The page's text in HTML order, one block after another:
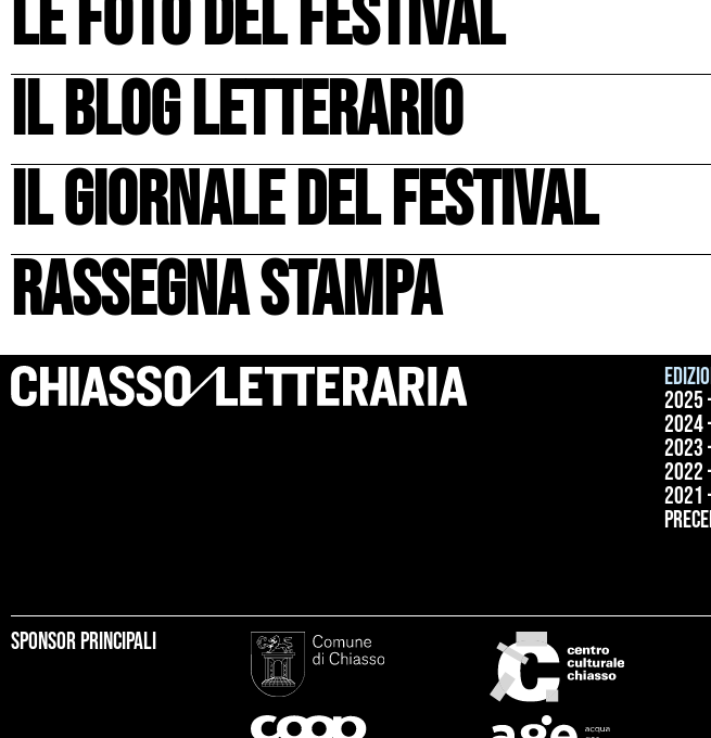
le foto del festival
il blog letterario
il giornale del festival
rassegna stampa
2025
2024
2023
2022
2021
Sponsor principali